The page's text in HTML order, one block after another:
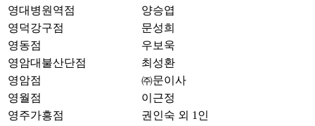
영대병원역점
양승엽
영덕강구점
문성희
영동점
우보욱
영암대불산단점
최성환
영암점
㈜문이사
영월점
이근정
영주가흥점
권인숙 외 1인